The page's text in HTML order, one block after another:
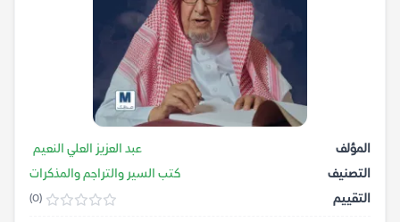
المؤلف
عبد العزيز العلي النعيم
التصنيف
كتب السير والتراجم والمذكرات
التقييم
(0)